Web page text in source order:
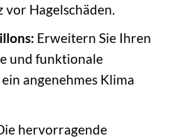
vor Hagelschäden.
Erweitern Sie Ihren
und funktionale
angenehmes Klima
hervorragende